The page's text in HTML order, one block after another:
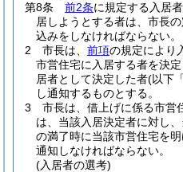
第8条
前2条に規定する入居
居しようとする者は、市長
込みをしなければならない。
2
市長は、 前項の規定により
市営住宅に入居する者を決
居者として決定した者(以下
し通知するものとする。
3
市長は、借上げに係る市営
は、当該入居決定者に対し
の満了時に当該市営住宅を
通知しなければならない。
(入居者の選考)